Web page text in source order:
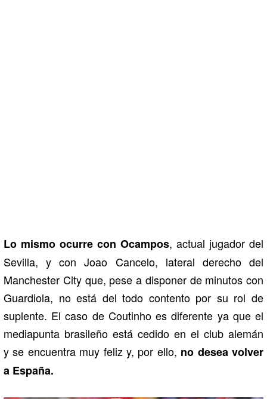
Lo mismo ocurre con Ocampos, actual jugador del
Sevilla, y con Joao Cancelo, lateral derecho del
Manchester City que, pese a disponer de minutos con
Guardiola, no está del todo contento por su rol de
suplente. El caso de Coutinho es diferente ya que el
mediapunta brasileño está cedido en el club alemán
y se encuentra muy feliz y, por ello, no desea volver
a España.